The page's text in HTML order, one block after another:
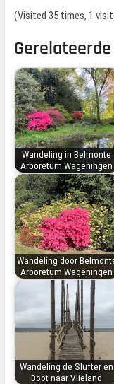
(Visited 35 times, 1
Wandeling in Belmonte
Arboretum Wageningen
Wandeling door
Arboretum Wageningen
Wandeling de Slufter en
Boot naar Vlieland